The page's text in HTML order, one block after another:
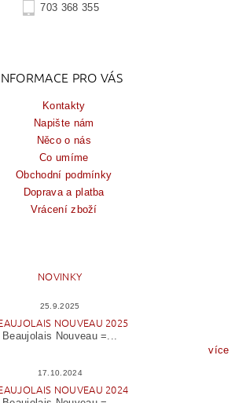
703 368 355
PRO VÁS
Kontakty
Napište nám
Něco o nás
Co umíme
Obchodní podmínky
Doprava a platba
Vrácení zboží
NOVINKY
25.9.2025
NOUVEAU 2025
Beaujolais Nouveau =...
více
17.10.2024
NOUVEAU 2024